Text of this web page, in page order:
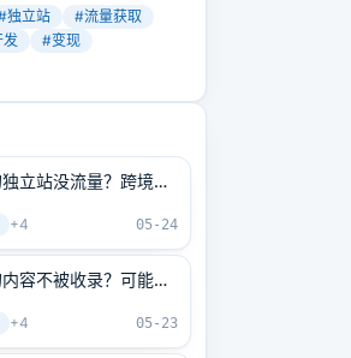
独立站 #流量获取
发 #变现
立站没流量？跨境卖
+4 05-24
容不被收录？可能是
+4 05-23